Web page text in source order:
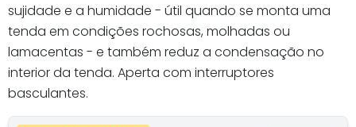
sujidade e a humidade - útil quando se monta uma
tenda em condições rochosas, molhadas ou
lamacentas - e também reduz a condensação no
interior da tenda. Aperta com interruptores
basculantes.